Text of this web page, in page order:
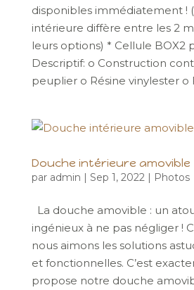
disponibles immédiatement !
intérieure diffère entre les 2
leurs options) * Cellule BOX2
Descriptif: o Construction
peuplier o Résine vinylester o
Douche intérieure amovible
par admin | Sep 1, 2022 | Photos
La douche amovible : un
ingénieux à ne pas négliger !
nous aimons les solutions
et fonctionnelles. C’est
propose notre douche